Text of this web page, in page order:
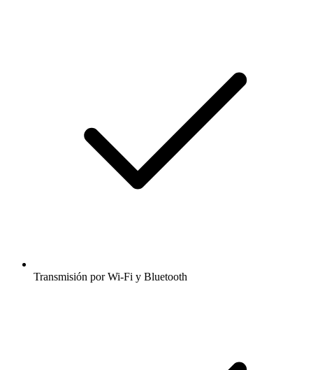
Transmisión por Wi-Fi y Bluetooth